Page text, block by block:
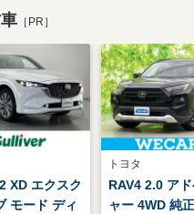
［PR］
XD エクスク
モード ディ
トヨタ
RAV4 2.0 ア
ャー 4WD 純